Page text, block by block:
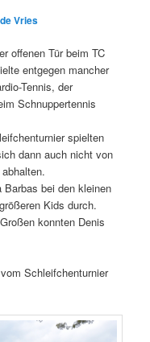
Vries
offenen Tür beim TC
entgegen mancher
Tennis, der
Schnuppertennis
spielten
dann auch nicht von
Barbas bei den kleinen
Kids durch.
konnten Denis
Schleifchenturnier